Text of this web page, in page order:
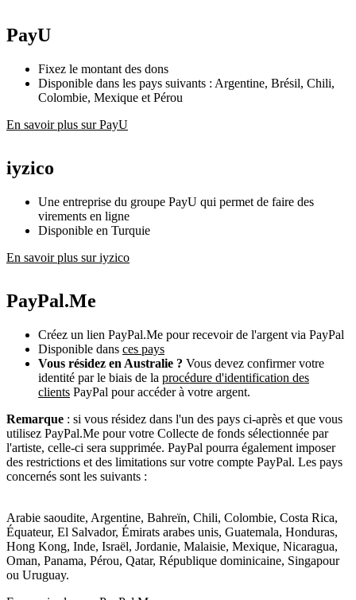
PayU
Fixez le montant des dons
Disponible dans les pays suivants : Argentine, Brésil, Chili,
Colombie, Mexique et Pérou
En savoir plus sur PayU
iyzico
Une entreprise du groupe PayU qui permet de faire des
virements en ligne
Disponible en Turquie
En savoir plus sur iyzico
PayPal.Me
Créez un lien PayPal.Me pour recevoir de l'argent via PayPal
Disponible dans ces pays
Vous résidez en Australie ? Vous devez confirmer votre
identité par le biais de la procédure d'identification des
clients PayPal pour accéder à votre argent.
Remarque : si vous résidez dans l'un des pays ci-après et que vous
utilisez PayPal.Me pour votre Collecte de fonds sélectionnée par
l'artiste, celle-ci sera supprimée. PayPal pourra également imposer
des restrictions et des limitations sur votre compte PayPal. Les pays
concernés sont les suivants :
Arabie saoudite, Argentine, Bahreïn, Chili, Colombie, Costa Rica,
Équateur, El Salvador, Émirats arabes unis, Guatemala, Honduras,
Hong Kong, Inde, Israël, Jordanie, Malaisie, Mexique, Nicaragua,
Oman, Panama, Pérou, Qatar, République dominicaine, Singapour
ou Uruguay.